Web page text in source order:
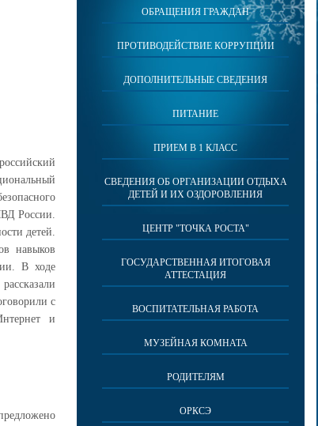
России.
детей.
навыков
В ходе
с
и
ОБРАЩЕНИЯ ГРАЖДАН
ПРОТИВОДЕЙСТВИЕ КОРРУПЦИИ
ДОПОЛНИТЕЛЬНЫЕ СВЕДЕНИЯ
ПИТАНИЕ
ПРИЕМ В 1 КЛАСС
СВЕДЕНИЯ ОБ ОРГАНИЗАЦИИ ОТДЫХА
ДЕТЕЙ И ИХ ОЗДОРОВЛЕНИЯ
ЦЕНТР "ТОЧКА РОСТА"
ГОСУДАРСТВЕННАЯ ИТОГОВАЯ
АТТЕСТАЦИЯ
ВОСПИТАТЕЛЬНАЯ РАБОТА
МУЗЕЙНАЯ КОМНАТА
РОДИТЕЛЯМ
ОРКСЭ